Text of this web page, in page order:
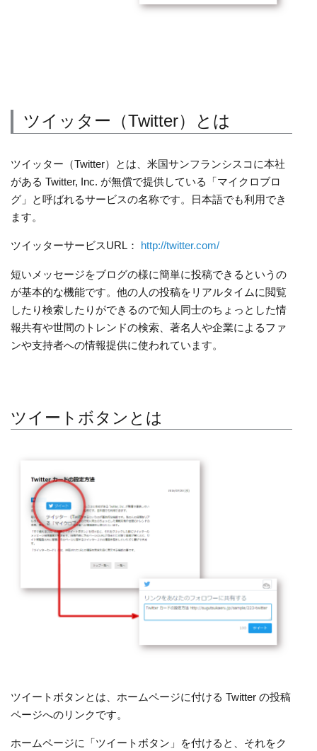
ツイッター（Twitter）とは
ツイッター（Twitter）とは、米国サンフランシスコに本社
がある Twitter, Inc. が無償で提供している「マイクロブロ
グ」と呼ばれるサービスの名称です。日本語でも利用でき
ます。
ツイッターサービスURL： http://twitter.com/
短いメッセージをブログの様に簡単に投稿できるというの
が基本的な機能です。他の人の投稿をリアルタイムに閲覧
したり検索したりができるので知人同士のちょっとした情
報共有や世間のトレンドの検索、著名人や企業によるファ
ンや支持者への情報提供に使われています。
ツイートボタンとは
ツイートボタンとは、ホームページに付ける Twitter の投稿
ページへのリンクです。
ホームページに「ツイートボタン」を付けると、それをク